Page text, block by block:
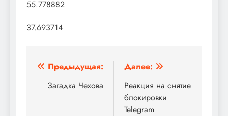
55.778882
37.693714
Навигация
по
Предыдущая:
Загадка Чехова
Далее:
Реакция на снятие
блокировки
Telegram